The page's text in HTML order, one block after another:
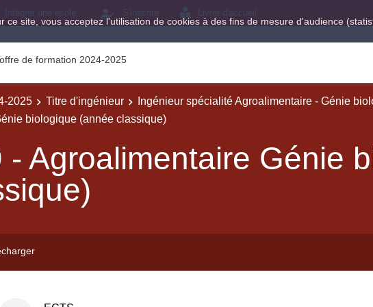
ce site, vous acceptez l'utilisation de cookies à des fins de mesure d'audience
de formation 2024-2025
2025 Titre d'ingénieur
Ingénieur spécialité Agroalimentaire - Génie
biologique (année classique)
- Agroalimentaire Génie